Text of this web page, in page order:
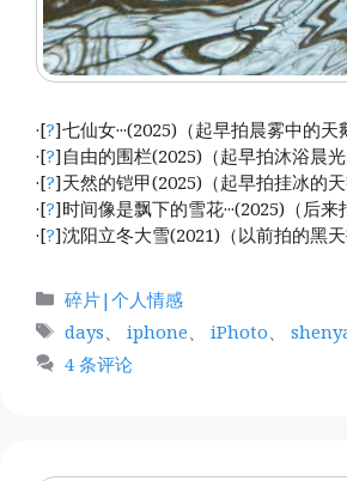
·[?]七仙女···(2025)（起早拍晨雾中的天
·[?]自由的围栏(2025)（起早拍沐浴晨光
·[?]天然的铠甲(2025)（起早拍挂冰的天
·[?]时间像是飘下的雪花···(2025)（后来
·[?]沈阳立冬大雪(2021)（以前拍的黑天
分
类
碎片|个人情感
标
签
days iphone iPhoto
4 条评论